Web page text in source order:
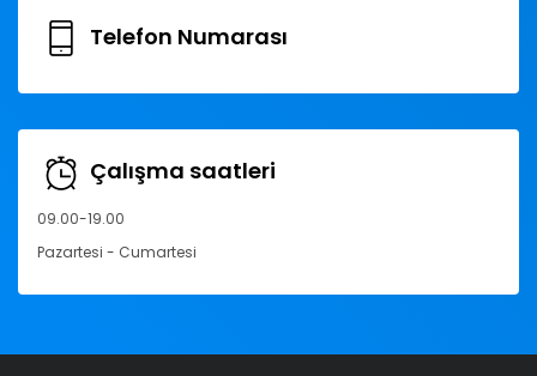
Telefon Numarası
Çalışma saatleri
09.00-19.00
Pazartesi - Cumartesi